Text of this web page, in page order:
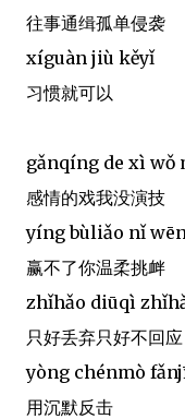
往事通缉孤单侵袭
xíguàn jiù kěyǐ
习惯就可以
gǎnqíng de xì wǒ
感情的戏我没演技
yíng bùliǎo nǐ
赢不了你温柔挑衅
zhǐhǎo diūqì
只好丢弃只好不回应
yòng chénmò
用沉默反击